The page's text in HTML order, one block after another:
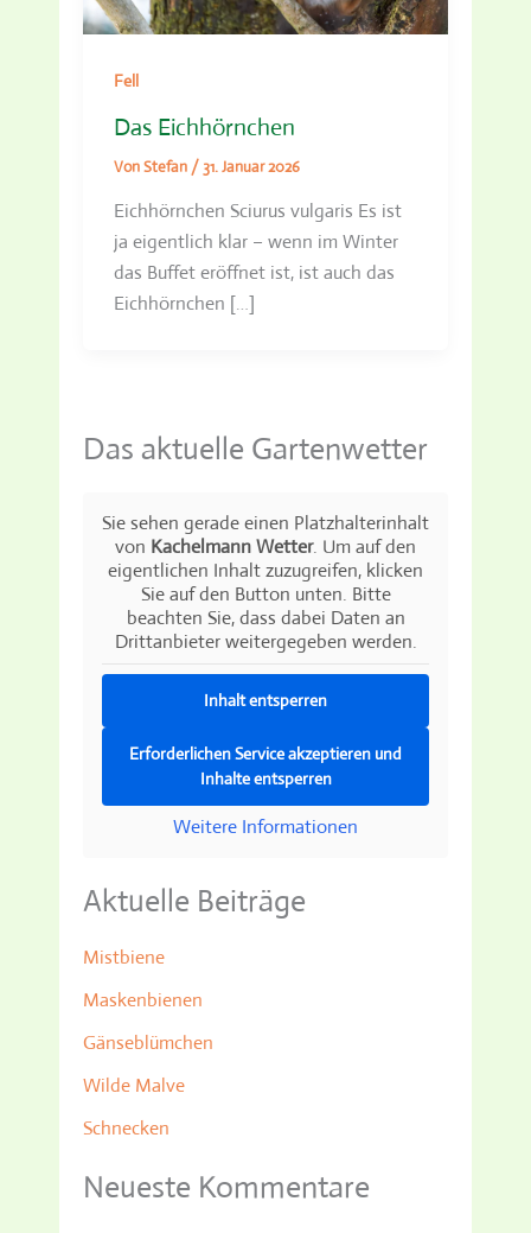
Fell
Das Eichhörnchen
VonStefan / 31. Januar 2026
Eichhörnchen Sciurus vulgaris Es ist
ja eigentlich klar – wenn im Winter
das Buffet eröffnet ist, ist auch das
Eichhörnchen […]
Das aktuelle Gartenwetter
Sie sehen gerade einen Platzhalterinhalt
von Kachelmann Wetter. Um auf den
eigentlichen Inhalt zuzugreifen, klicken
Sie auf den Button unten. Bitte
beachten Sie, dass dabei Daten an
Drittanbieter weitergegeben werden.
Inhalt entsperren
Erforderlichen Service akzeptieren und
Inhalte entsperren
Weitere Informationen
Aktuelle Beiträge
Mistbiene
Maskenbienen
Gänseblümchen
Wilde Malve
Schnecken
Neueste Kommentare